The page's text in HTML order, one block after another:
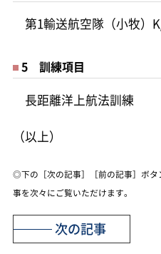
第1輸送航空隊（小牧）
5 訓練項目
長距離洋上航法訓練
（以上）
◎下の［次の記事］［前の記事］ボ
事を次々にご覧いただけます。
次の記事